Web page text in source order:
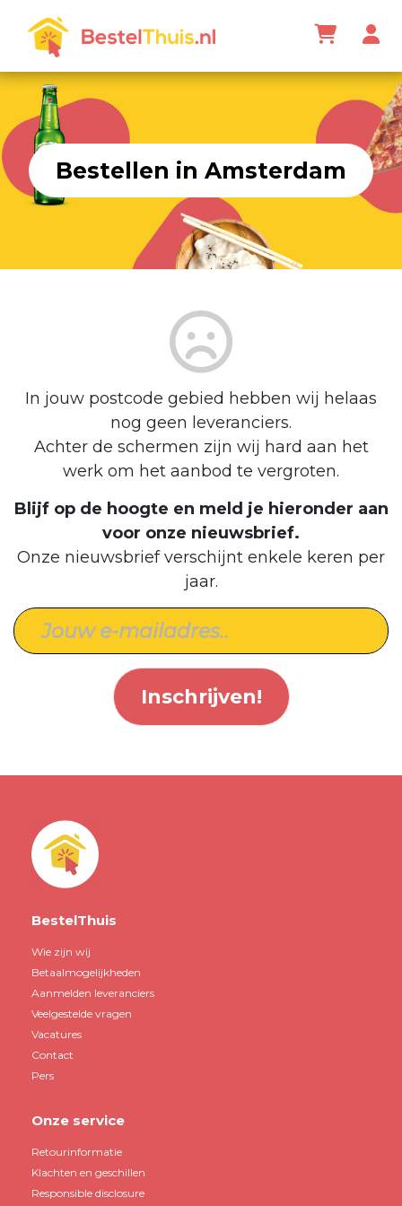
Bestellen in Amsterdam
In jouw postcode gebied hebben wij helaas
nog geen leveranciers.
Achter de schermen zijn wij hard aan het
werk om het aanbod te vergroten.
Blijf op de hoogte en meld je hieronder aan
voor onze nieuwsbrief.
Onze nieuwsbrief verschijnt enkele keren per
jaar.
Inschrijven!
BestelThuis
Wie zijn wij
Betaalmogelijkheden
Aanmelden leveranciers
Veelgestelde vragen
Vacatures
Contact
Pers
Onze service
Retourinformatie
Klachten en geschillen
Responsible disclosure